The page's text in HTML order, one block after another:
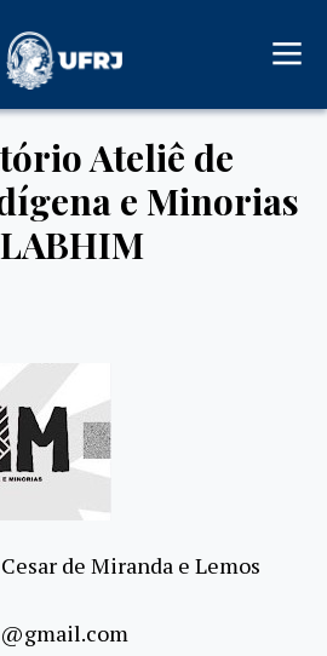
Ateliê de
e Minorias
Cesar de Miranda e Lemos